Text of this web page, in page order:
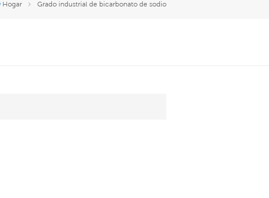
Hogar Grado industrial de bicarbonato de sodio